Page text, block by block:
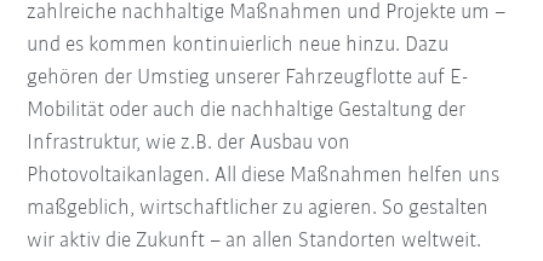
zahlreiche nachhaltige Maßnahmen und Projekte um –
und es kommen kontinuierlich neue hinzu. Dazu
gehören der Umstieg unserer Fahrzeugflotte auf E-
Mobilität oder auch die nachhaltige Gestaltung der
Infrastruktur, wie z.B. der Ausbau von
Photovoltaikanlagen. All diese Maßnahmen helfen uns
maßgeblich, wirtschaftlicher zu agieren. So gestalten
wir aktiv die Zukunft – an allen Standorten weltweit.